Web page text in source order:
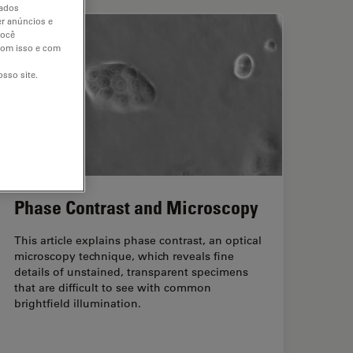
Phase Contrast and Microscopy
This article explains phase contrast, an optical
microscopy technique, which reveals fine
details of unstained, transparent specimens
that are difficult to see with common
brightfield illumination.
anúncios e
isso e com
site.